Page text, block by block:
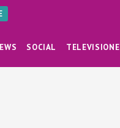
SOCIAL TELEVISIONE